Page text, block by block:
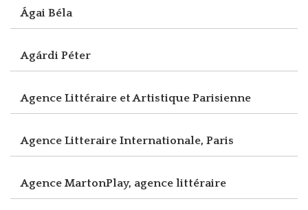
Ágai Béla
Agárdi Péter
Agence Littéraire et Artistique Parisienne
Agence Litteraire Internationale, Paris
Agence MartonPlay, agence littéraire